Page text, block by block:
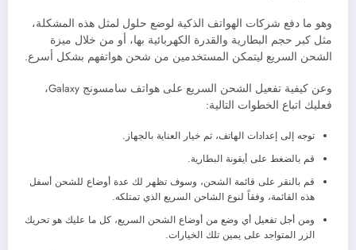
وهو ما دفع شركات الهواتف الذكية لوضع حلول لمثل هذه المشكلة،
مثل كبر حجم البطارية والقدرة الكهربائية بها، أو من خلال ميزة
الشحن السريع ليتمكن المستخدمين من شحن هواتفهم بشكل أسرع.
وعن كيفية تفعيل الشحن السريع على هواتف سامسونج Galaxy،
فعليك اتباع الخطوات التالية:
توجه إلى إعدادات الهاتف، ثم خيار العناية بالجهاز.
قم بالضغط على أيقونة البطارية.
قم بالنقر على قائمة الشحن، وسوف تظهر لك عدة أوضاع للشحن أسفل
هذه القائمة، وفقاً لنوع الشاحن السريع الذي تمتلكه.
ومن أجل تفعيل أي وضع من أوضاع الشحن السريع، كل ما عليك هو تحريك
الزر المتواجد على يمين تلك الخيارات.